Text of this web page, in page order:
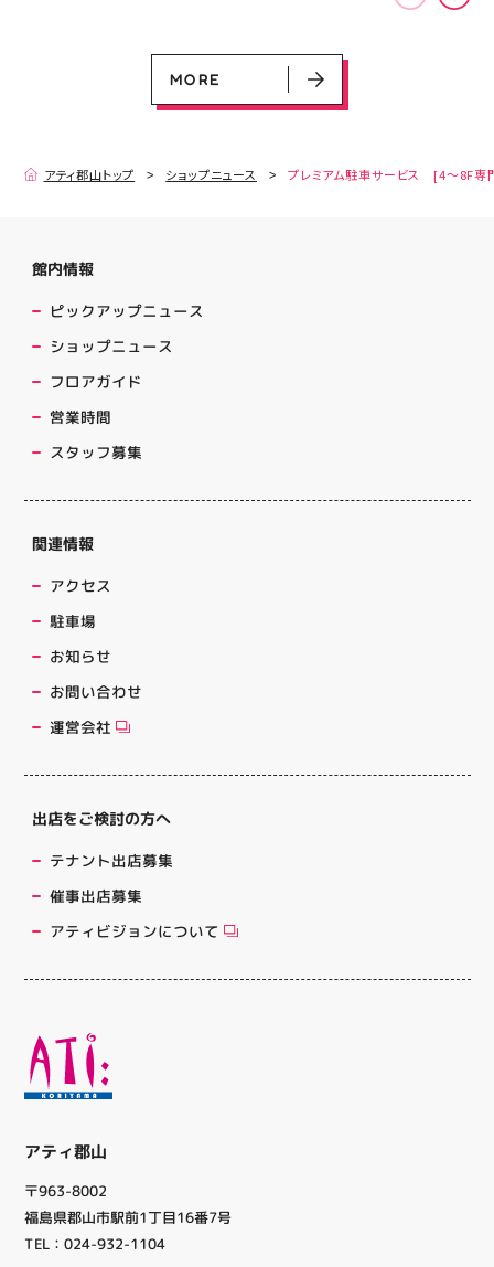
MORE
アティ郡山トップ ショップニュース プレミアム駐車サービス [4～8F専
アティ郡山
〒963-8002
福島県郡山市駅前1丁目16番7号
TEL：024-932-1104
館内情報
ピックアップニュース
ショップニュース
フロアガイド
営業時間
スタッフ募集
関連情報
アクセス
駐車場
お知らせ
お問い合わせ
運営会社
出店をご検討の方へ
テナント出店募集
催事出店募集
アティビジョンについて